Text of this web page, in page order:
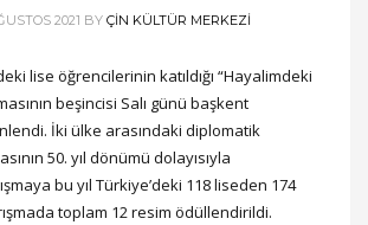
2021 BY ÇIN KÜLTÜR MERKEZI
lise öğrencilerinin katıldığı “Hayalimdeki
beşincisi Salı günü başkent
İki ülke arasındaki diplomatik
50. yıl dönümü dolayısıyla
bu yıl Türkiye’deki 118 liseden 174
toplam 12 resim ödüllendirildi.